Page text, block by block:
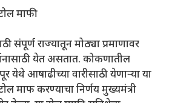
माफी
संपूर्ण राज्यातून मोठ्या प्रमाणावर
येत असतात. कोकणातील
येथे आषाढीच्या वारीसाठी येणाऱ्या या
माफ करण्याचा निर्णय मुख्यमंत्री